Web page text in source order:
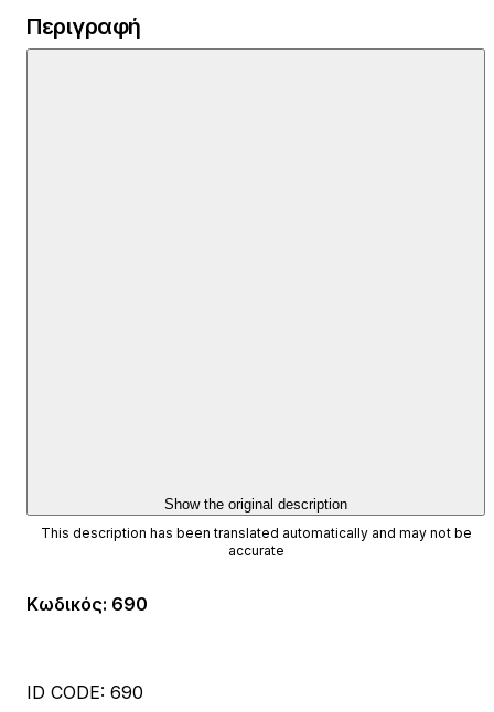
Περιγραφή
Show the original description
This description has been translated automatically and may not be
accurate
Κωδικός: 690
ID CODE: 690